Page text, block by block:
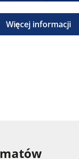
Więcej informacji